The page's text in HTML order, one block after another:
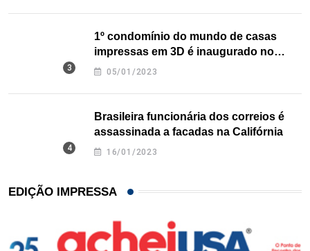
1º condomínio do mundo de casas
impressas em 3D é inaugurado no
Texas
05/01/2023
Brasileira funcionária dos correios é
assassinada a facadas na Califórnia
16/01/2023
EDIÇÃO IMPRESSA